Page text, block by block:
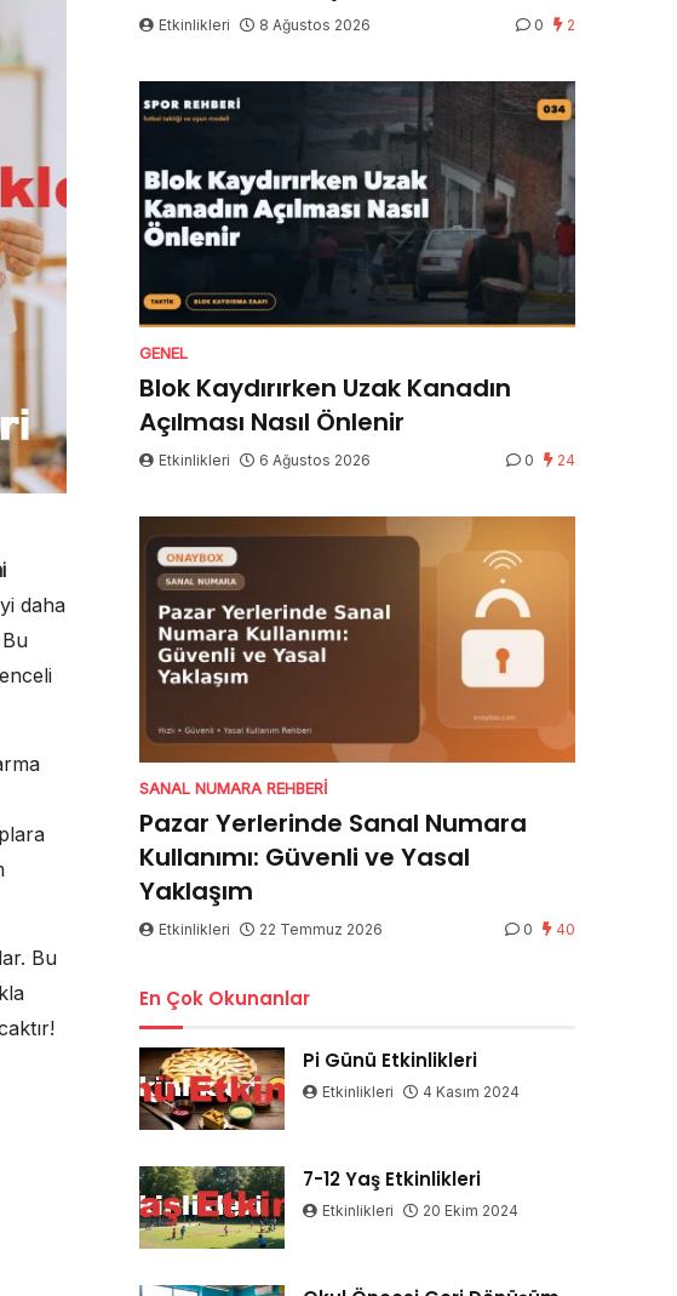
daha
Bu
Etkinlikleri 8 Ağustos 2026 0 2
GENEL
Blok Kaydırırken Uzak Kanadın
Açılması Nasıl Önlenir
Etkinlikleri 6 Ağustos 2026 0 24
SANAL NUMARA REHBERI
Pazar Yerlerinde Sanal Numara
Kullanımı: Güvenli ve Yasal
Yaklaşım
Etkinlikleri 22 Temmuz 2026 0 40
En Çok Okunanlar
Pi Günü Etkinlikleri
Etkinlikleri 4 Kasım 2024
7-12 Yaş Etkinlikleri
Etkinlikleri 20 Ekim 2024